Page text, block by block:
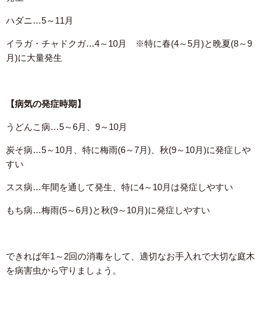
ハダニ…5～11月
イラガ・チャドクガ…4～10月 ※特に春(4～5月)と晩夏(8～9
月)に大量発生
【病気の発症時期】
うどんこ病…5～6月、9～10月
炭そ病…5～10月、特に梅雨(6～7月)、秋(9～10月)に発症しや
すい
スス病…年間を通して発生、特に4～10月は発症しやすい
もち病…梅雨(5～6月)と秋(9～10月)に発症しやすい
できれば年1～2回の消毒をして、適切なお手入れで大切な庭木
を病害虫から守りましょう。